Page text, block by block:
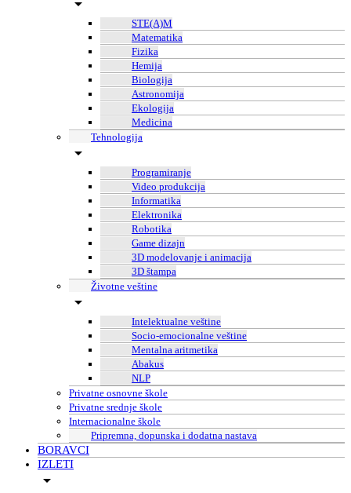
STE(A)M
Matematika
Fizika
Hemija
Biologija
Astronomija
Ekologija
Medicina
Tehnologija
Programiranje
Video produkcija
Informatika
Elektronika
Robotika
Game dizajn
3D modelovanje i animacija
3D štampa
Životne veštine
Intelektualne veštine
Socio-emocionalne veštine
Mentalna aritmetika
Abakus
NLP
Privatne osnovne škole
Privatne srednje škole
Internacionalne škole
Pripremna, dopunska i dodatna nastava
BORAVCI
IZLETI